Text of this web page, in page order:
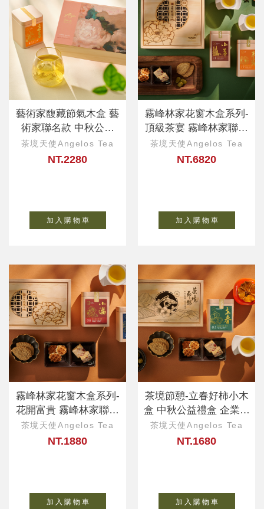
藝術家馥藏節氣木盒 藝
術家聯名款 中秋公益
ESG永續好禮
茶境天使Angelos Tea
NT.2280
加 入 購 物 車
霧峰林家花窗木盒系列-
頂級茶宴 霧峰林家聯名
款 企業ESG
茶境天使Angelos Tea
NT.6820
加 入 購 物 車
霧峰林家花窗木盒系列-
花開富貴 霧峰林家聯名
款 企業ESG
茶境天使Angelos Tea
NT.1880
加 入 購 物 車
茶境節憩-立春好柿小木
盒 中秋公益禮盒 企業客
製、ESG永續
茶境天使Angelos Tea
NT.1680
加 入 購 物 車